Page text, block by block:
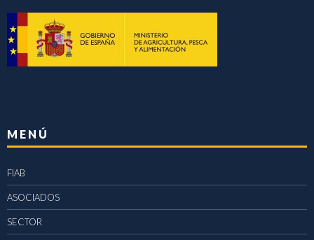
MENÚ
FIAB
ASOCIADOS
SECTOR